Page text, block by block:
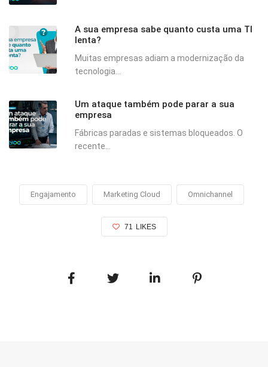
A sua empresa sabe quanto custa uma TI
lenta?
Muitas empresas adiam a modernização da
tecnologia...
Um ataque também pode parar a sua
empresa
Fábricas paradas e sistemas bloqueados. O
recente...
Engajamento Marketing Cloud Omnichannel
71 LIKES